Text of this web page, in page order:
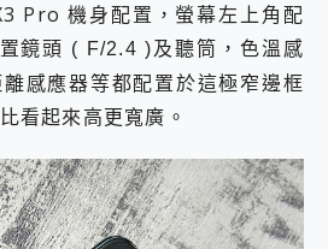
Pro 機身配置，螢幕左上角配
鏡頭 ( F/2.4 )及聽筒，色溫感
感應器等都配置於這極窄邊框
看起來高更寬廣。